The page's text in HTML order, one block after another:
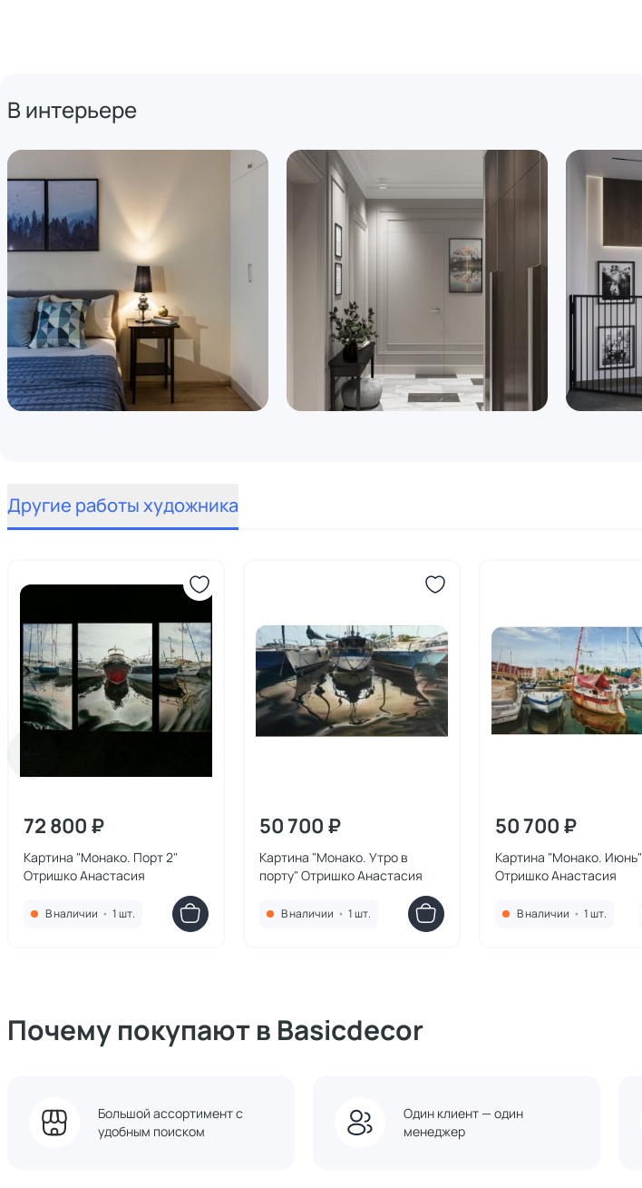
В интерьере
Другие работы художника
72 800 ₽
Картина "Монако. Порт 2"
Отришко Анастасия
В наличии • 1 шт.
50 700 ₽
Картина "Монако. Утро в
порту" Отришко Анастасия
В наличии • 1 шт.
50 700 ₽
Картина "Монако. Июнь"
Отришко Анастасия
В наличии • 1 шт.
Почему покупают в Basicdecor
Большой ассортимент с
удобным поиском
Один клиент — один
менеджер